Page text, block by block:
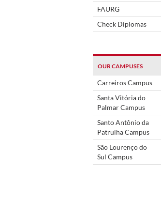
FAURG
Check Diplomas
OUR CAMPUSES
Carreiros Campus
Santa Vitória do
Palmar Campus
Santo Antônio da
Patrulha Campus
São Lourenço do
Sul Campus